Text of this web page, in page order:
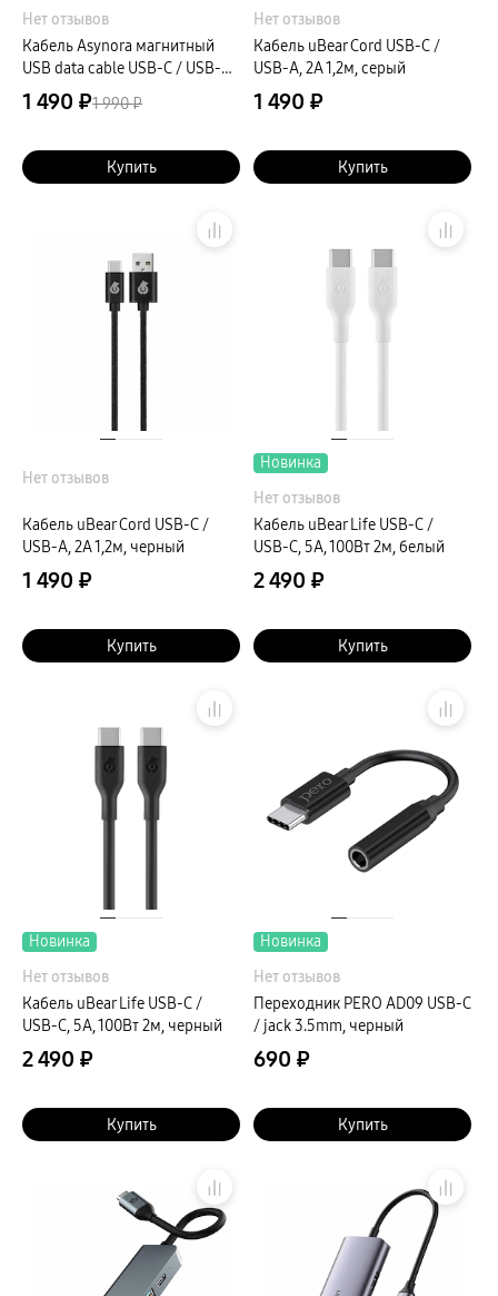
Нет отзывов
Кабель Asynora магнитный
USB data cable USB-C / USB-C,
1 490 ₽1 990 ₽
Купить
Нет отзывов
Кабель uBear Cord USB-C /
USB-A, 2A 1,2м, серый
1 490 ₽
Купить
Нет отзывов
Кабель uBear Cord USB-C /
USB-A, 2A 1,2м, черный
1 490 ₽
Купить
Новинка
Нет отзывов
Кабель uBear Life USB-C /
USB-C, 5A, 100Вт 2м, белый
2 490 ₽
Купить
Новинка
Нет отзывов
Кабель uBear Life USB-C /
USB-C, 5A, 100Вт 2м, черный
2 490 ₽
Купить
Новинка
Нет отзывов
Переходник PERO AD09 USB-C
/ jack 3.5mm, черный
690 ₽
Купить